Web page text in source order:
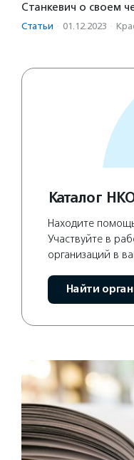
Станкевич о своем
Статьи · 01.12.2023 ·
Каталог
Находите
Участвуйте в
организаций в
Найти